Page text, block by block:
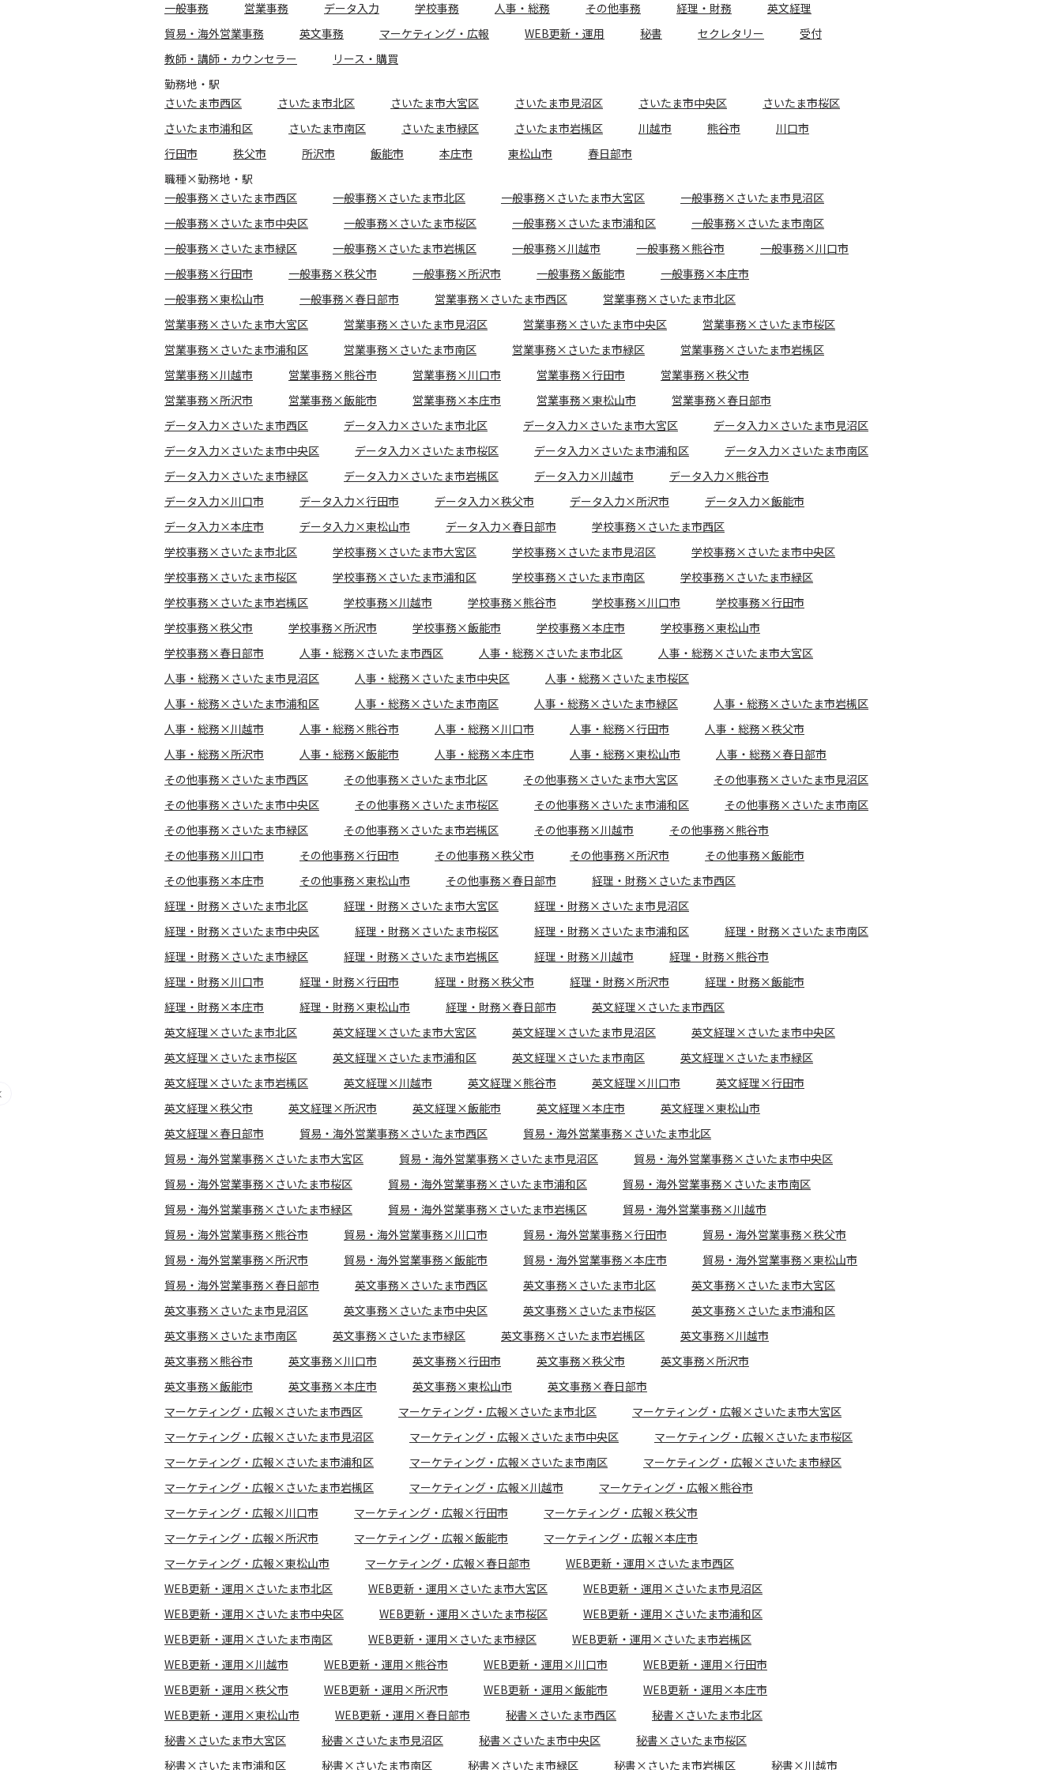
一般事務
営業事務 データ入力 学校事務 人事・総務 その他事務 経理・財務
英文経理
貿易・海外営業事務
英文事務 マーケティング・広報 WEB更新・運用 秘書 セクレタリー
受付
教師・講師・カウンセラー
リース・購買
勤務地・駅
さいたま市西区
さいたま市北区 さいたま市大宮区 さいたま市見沼区 さいたま市中央区
さいたま市桜区
さいたま市浦和区
さいたま市南区 さいたま市緑区 さいたま市岩槻区 川越市 熊谷市
川口市
行田市
秩父市 所沢市 飯能市 本庄市 東松山市
春日部市
職種×勤務地・駅
一般事務×さいたま市西区
一般事務×さいたま市北区 一般事務×さいたま市大宮区
一般事務×さいたま市見沼区
一般事務×さいたま市中央区
一般事務×さいたま市桜区 一般事務×さいたま市浦和区
一般事務×さいたま市南区
一般事務×さいたま市緑区
一般事務×さいたま市岩槻区 一般事務×川越市 一般事務×熊谷市
一般事務×川口市
一般事務×行田市
一般事務×秩父市 一般事務×所沢市 一般事務×飯能市
一般事務×本庄市
一般事務×東松山市
一般事務×春日部市 営業事務×さいたま市西区
営業事務×さいたま市北区
営業事務×さいたま市大宮区
営業事務×さいたま市見沼区 営業事務×さいたま市中央区
営業事務×さいたま市桜区
営業事務×さいたま市浦和区
営業事務×さいたま市南区 営業事務×さいたま市緑区
営業事務×さいたま市岩槻区
営業事務×川越市
営業事務×熊谷市 営業事務×川口市 営業事務×行田市
営業事務×秩父市
営業事務×所沢市
営業事務×飯能市 営業事務×本庄市 営業事務×東松山市
営業事務×春日部市
データ入力×さいたま市西区
データ入力×さいたま市北区 データ入力×さいたま市大宮区
データ入力×さいたま市見沼区
データ入力×さいたま市中央区
データ入力×さいたま市桜区 データ入力×さいたま市浦和区
データ入力×さいたま市南区
データ入力×さいたま市緑区
データ入力×さいたま市岩槻区 データ入力×川越市
データ入力×熊谷市
データ入力×川口市
データ入力×行田市 データ入力×秩父市 データ入力×所沢市
データ入力×飯能市
データ入力×本庄市
データ入力×東松山市 データ入力×春日部市
学校事務×さいたま市西区
学校事務×さいたま市北区
学校事務×さいたま市大宮区 学校事務×さいたま市見沼区
学校事務×さいたま市中央区
学校事務×さいたま市桜区
学校事務×さいたま市浦和区 学校事務×さいたま市南区
学校事務×さいたま市緑区
学校事務×さいたま市岩槻区
学校事務×川越市 学校事務×熊谷市 学校事務×川口市
学校事務×行田市
学校事務×秩父市
学校事務×所沢市 学校事務×飯能市 学校事務×本庄市
学校事務×東松山市
学校事務×春日部市
人事・総務×さいたま市西区 人事・総務×さいたま市北区
人事・総務×さいたま市大宮区
人事・総務×さいたま市見沼区
人事・総務×さいたま市中央区
人事・総務×さいたま市桜区
人事・総務×さいたま市浦和区
人事・総務×さいたま市南区 人事・総務×さいたま市緑区
人事・総務×さいたま市岩槻区
人事・総務×川越市
人事・総務×熊谷市 人事・総務×川口市 人事・総務×行田市
人事・総務×秩父市
人事・総務×所沢市
人事・総務×飯能市 人事・総務×本庄市 人事・総務×東松山市
人事・総務×春日部市
その他事務×さいたま市西区
その他事務×さいたま市北区 その他事務×さいたま市大宮区
その他事務×さいたま市見沼区
その他事務×さいたま市中央区
その他事務×さいたま市桜区 その他事務×さいたま市浦和区
その他事務×さいたま市南区
その他事務×さいたま市緑区
その他事務×さいたま市岩槻区 その他事務×川越市
その他事務×熊谷市
その他事務×川口市
その他事務×行田市 その他事務×秩父市 その他事務×所沢市
その他事務×飯能市
その他事務×本庄市
その他事務×東松山市 その他事務×春日部市
経理・財務×さいたま市西区
経理・財務×さいたま市北区
経理・財務×さいたま市大宮区
経理・財務×さいたま市見沼区
経理・財務×さいたま市中央区
経理・財務×さいたま市桜区 経理・財務×さいたま市浦和区
経理・財務×さいたま市南区
経理・財務×さいたま市緑区
経理・財務×さいたま市岩槻区 経理・財務×川越市
経理・財務×熊谷市
経理・財務×川口市
経理・財務×行田市 経理・財務×秩父市 経理・財務×所沢市
経理・財務×飯能市
経理・財務×本庄市
経理・財務×東松山市 経理・財務×春日部市
英文経理×さいたま市西区
英文経理×さいたま市北区
英文経理×さいたま市大宮区 英文経理×さいたま市見沼区
英文経理×さいたま市中央区
英文経理×さいたま市桜区
英文経理×さいたま市浦和区 英文経理×さいたま市南区
英文経理×さいたま市緑区
英文経理×さいたま市岩槻区
英文経理×川越市 英文経理×熊谷市 英文経理×川口市
英文経理×行田市
英文経理×秩父市
英文経理×所沢市 英文経理×飯能市 英文経理×本庄市
英文経理×東松山市
英文経理×春日部市
貿易・海外営業事務×さいたま市西区
貿易・海外営業事務×さいたま市北区
貿易・海外営業事務×さいたま市大宮区
貿易・海外営業事務×さいたま市見沼区
貿易・海外営業事務×さいたま市中央区
貿易・海外営業事務×さいたま市桜区
貿易・海外営業事務×さいたま市浦和区
貿易・海外営業事務×さいたま市南区
貿易・海外営業事務×さいたま市緑区
貿易・海外営業事務×さいたま市岩槻区
貿易・海外営業事務×川越市
貿易・海外営業事務×熊谷市
貿易・海外営業事務×川口市 貿易・海外営業事務×行田市
貿易・海外営業事務×秩父市
貿易・海外営業事務×所沢市
貿易・海外営業事務×飯能市 貿易・海外営業事務×本庄市
貿易・海外営業事務×東松山市
貿易・海外営業事務×春日部市
英文事務×さいたま市西区 英文事務×さいたま市北区
英文事務×さいたま市大宮区
英文事務×さいたま市見沼区
英文事務×さいたま市中央区 英文事務×さいたま市桜区
英文事務×さいたま市浦和区
英文事務×さいたま市南区
英文事務×さいたま市緑区 英文事務×さいたま市岩槻区
英文事務×川越市
英文事務×熊谷市
英文事務×川口市 英文事務×行田市 英文事務×秩父市
英文事務×所沢市
英文事務×飯能市
英文事務×本庄市 英文事務×東松山市
英文事務×春日部市
マーケティング・広報×さいたま市西区
マーケティング・広報×さいたま市北区
マーケティング・広報×さいたま市大宮区
マーケティング・広報×さいたま市見沼区
マーケティング・広報×さいたま市中央区
マーケティング・広報×さいたま市桜区
マーケティング・広報×さいたま市浦和区
マーケティング・広報×さいたま市南区
マーケティング・広報×さいたま市緑区
マーケティング・広報×さいたま市岩槻区
マーケティング・広報×川越市
マーケティング・広報×熊谷市
マーケティング・広報×川口市
マーケティング・広報×行田市
マーケティング・広報×秩父市
マーケティング・広報×所沢市
マーケティング・広報×飯能市
マーケティング・広報×本庄市
マーケティング・広報×東松山市
マーケティング・広報×春日部市
WEB更新・運用×さいたま市西区
WEB更新・運用×さいたま市北区
WEB更新・運用×さいたま市大宮区
WEB更新・運用×さいたま市見沼区
WEB更新・運用×さいたま市中央区
WEB更新・運用×さいたま市桜区
WEB更新・運用×さいたま市浦和区
WEB更新・運用×さいたま市南区
WEB更新・運用×さいたま市緑区
WEB更新・運用×さいたま市岩槻区
WEB更新・運用×川越市
WEB更新・運用×熊谷市 WEB更新・運用×川口市
WEB更新・運用×行田市
WEB更新・運用×秩父市
WEB更新・運用×所沢市 WEB更新・運用×飯能市
WEB更新・運用×本庄市
WEB更新・運用×東松山市
WEB更新・運用×春日部市 秘書×さいたま市西区
秘書×さいたま市北区
秘書×さいたま市大宮区
秘書×さいたま市見沼区 秘書×さいたま市中央区
秘書×さいたま市桜区
秘書×さいたま市浦和区
秘書×さいたま市南区 秘書×さいたま市緑区 秘書×さいたま市岩槻区 秘書×川越市